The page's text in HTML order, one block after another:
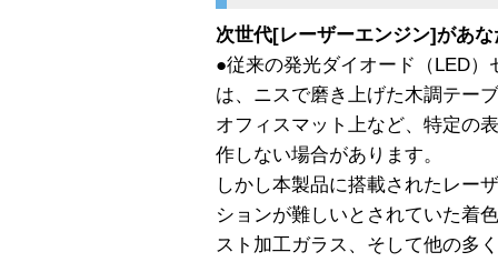
次世代[レーザーエンジン]があ
●従来の発光ダイオード（LED
は、ニスで磨き上げた木調テー
オフィスマット上など、特定の
作しない場合があります。
しかし本製品に搭載されたレー
ションが難しいとされていた着
スト加工ガラス、そして他の多